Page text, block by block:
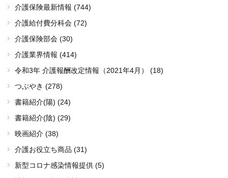
介護保険最新情報 (744)
介護給付費分科会 (72)
介護保険部会 (30)
介護業界情報 (414)
令和3年 介護報酬改定情報（2021年4月） (18)
つぶやき (278)
書籍紹介(陽) (24)
書籍紹介(陰) (29)
映画紹介 (38)
介護お役立ち商品 (31)
新型コロナ感染情報提供 (5)